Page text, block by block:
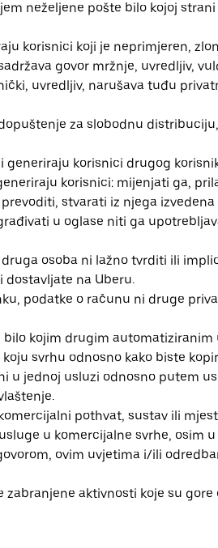
neželjene pošte bilo kojoj strani
korisnici koji je neprimjeren,
govor mržnje, uvredljiv,
uvredljiv, narušava tuđu
za slobodnu
generiraju korisnici drugog
korisnici: mijenjati ga,
stvarati iz njega
u oglase niti ga
osoba ni lažno tvrditi ili
dostavljate na Uberu.
podatke o računu ni druge
kojim drugim automatiziranim
svrhu odnosno kako biste
u jednoj usluzi odnosno putem
pothvat, sustav ili
u komercijalne svrhe, osim u
ovim uvjetima i/ili
aktivnosti koje su gore